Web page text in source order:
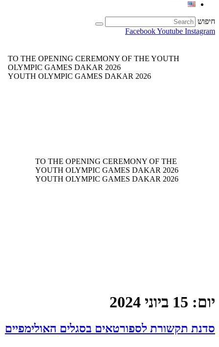
חיפוש
FacebookYoutube Instagram
יום: 15 ביוני 2024
סדנת תקשורת לספורטאים בסגלים האולימפיים